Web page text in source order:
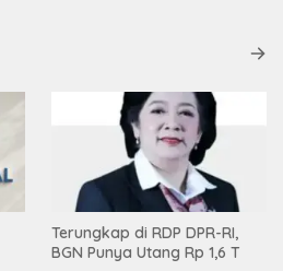
Terungkap di RDP DPR-RI,
BGN Punya Utang Rp 1,6 T